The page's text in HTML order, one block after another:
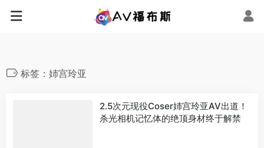
标签：姉宫玲亚
2.5次元现役Coser姉宫玲亚AV出道！
杀光相机记忆体的绝顶身材终于解禁